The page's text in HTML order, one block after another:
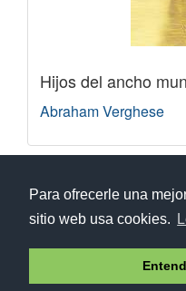
Para ofrecerle una
sitio web usa cookies.
Hijos del ancho
Abraham Verghese
Aviso